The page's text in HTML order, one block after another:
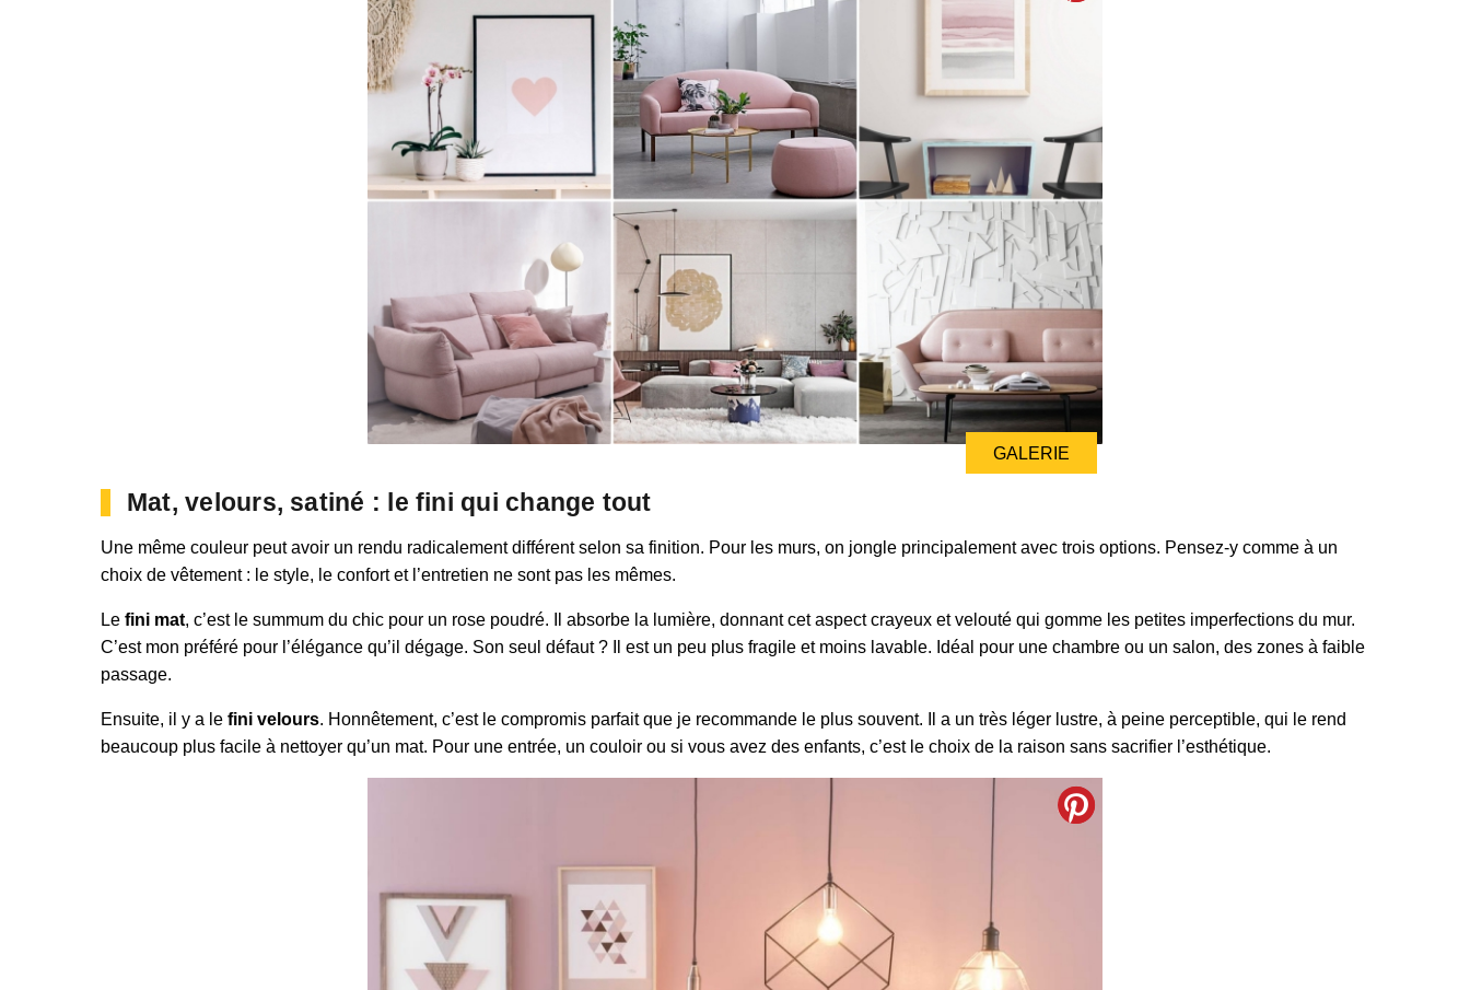
GALERIE
Mat, velours, satiné : le fini qui change tout
Une même couleur peut avoir un rendu radicalement différent selon sa finition. Pour les murs, on jongle principalement avec trois options. Pensez-y comme à un
choix de vêtement : le style, le confort et l’entretien ne sont pas les mêmes.
Le fini mat, c’est le summum du chic pour un rose poudré. Il absorbe la lumière, donnant cet aspect crayeux et velouté qui gomme les petites imperfections du mur.
C’est mon préféré pour l’élégance qu’il dégage. Son seul défaut ? Il est un peu plus fragile et moins lavable. Idéal pour une chambre ou un salon, des zones à faible
passage.
Ensuite, il y a le fini velours. Honnêtement, c’est le compromis parfait que je recommande le plus souvent. Il a un très léger lustre, à peine perceptible, qui le rend
beaucoup plus facile à nettoyer qu’un mat. Pour une entrée, un couloir ou si vous avez des enfants, c’est le choix de la raison sans sacrifier l’esthétique.